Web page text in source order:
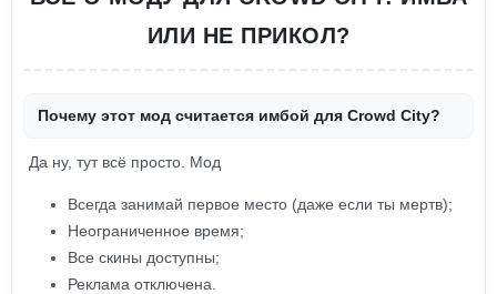
ИЛИ НЕ ПРИКОЛ?
Почему этот мод считается имбой для Crowd City?
Да ну, тут всё просто. Мод
Всегда занимай первое место (даже если ты мертв);
Неограниченное время;
Все скины доступны;
Реклама отключена.